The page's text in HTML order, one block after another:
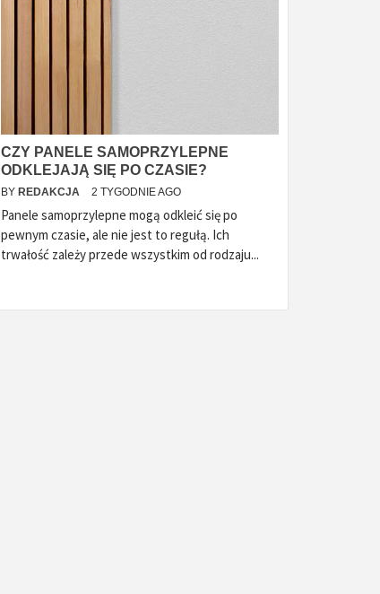
CZY PANELE SAMOPRZYLEPNE
ODKLEJAJĄ SIĘ PO CZASIE?
BY REDAKCJA 2 TYGODNIE AGO
Panele samoprzylepne mogą odkleić się po
pewnym czasie, ale nie jest to regułą. Ich
trwałość zależy przede wszystkim od rodzaju...